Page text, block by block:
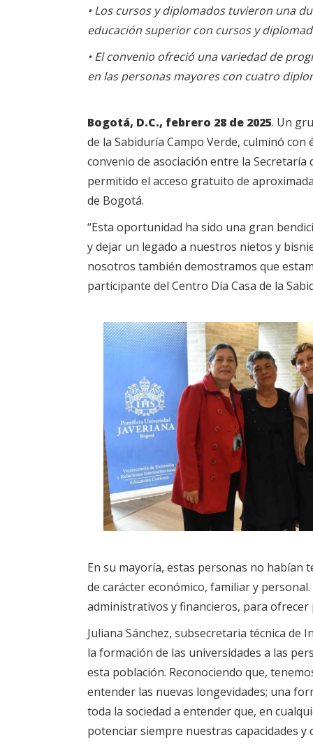
• Los cursos y diplomados tuvieron una
educación superior con cursos y
• El convenio ofreció una variedad de
en las personas mayores con cuatro
Bogotá, D.C., febrero 28 de 2025. Un
de la Sabiduría Campo Verde, culminó
convenio de asociación entre la Secretaría
permitido el acceso gratuito de
de Bogotá.
“Esta oportunidad ha sido una gran
y dejar un legado a nuestros nietos y
nosotros también demostramos que
participante del Centro Día Casa de la
En su mayoría, estas personas no
de carácter económico, familiar y
administrativos y financieros, para ofrecer
Juliana Sánchez, subsecretaria técnica de
la formación de las universidades a las
esta población. Reconociendo que,
entender las nuevas longevidades; una
toda la sociedad a entender que, en
potenciar siempre nuestras capacidades y